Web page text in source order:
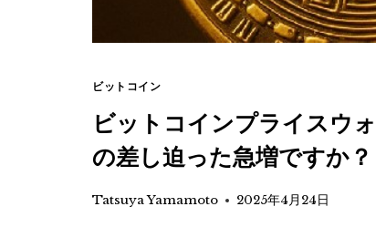
ビットコイン
ビットコインプライスウ
の差し迫った急増ですか？
Tatsuya Yamamoto 2025年4月24日